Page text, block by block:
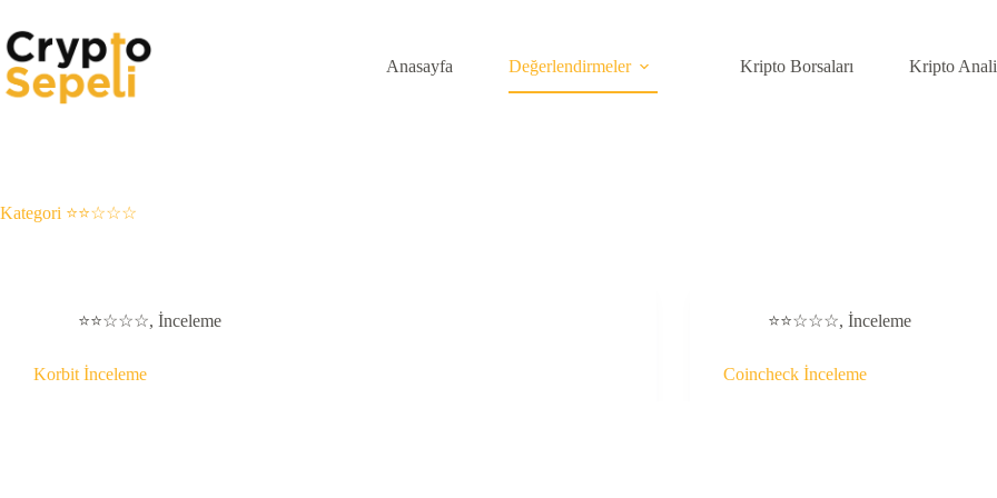
content
Anasayfa
Değerlendirmeler Kripto Borsaları Kripto
Kategori ⭐⭐☆☆☆
⭐⭐☆☆☆, İnceleme
Korbit İnceleme
⭐⭐☆☆☆, İnceleme
Coincheck İnceleme